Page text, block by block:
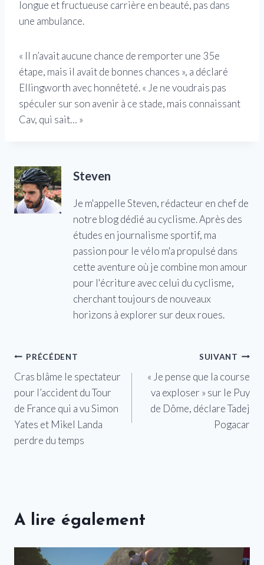
longue et fructueuse carrière en beauté, pas dans
une ambulance.
« Il n’avait aucune chance de remporter une 35e
étape, mais il avait de bonnes chances », a déclaré
Ellingworth avec honnêteté. « Je ne voudrais pas
spéculer sur son avenir à ce stade, mais connaissant
Cav, qui sait… »
Steven
Je m'appelle Steven, rédacteur en chef de
notre blog dédié au cyclisme. Après des
études en journalisme sportif, ma
passion pour le vélo m'a propulsé dans
cette aventure où je combine mon amour
pour l'écriture avec celui du cyclisme,
cherchant toujours de nouveaux
horizons à explorer sur deux roues.
Navigation
de
l’article
PRÉCÉDENT
Cras blâme le spectateur
pour l’accident du Tour
de France qui a vu Simon
Yates et Mikel Landa
perdre du temps
SUIVANT
« Je pense que la course
va exploser » sur le Puy
de Dôme, déclare Tadej
Pogacar
A lire également